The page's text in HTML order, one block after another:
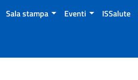
Sala stampa Eventi ISSalute